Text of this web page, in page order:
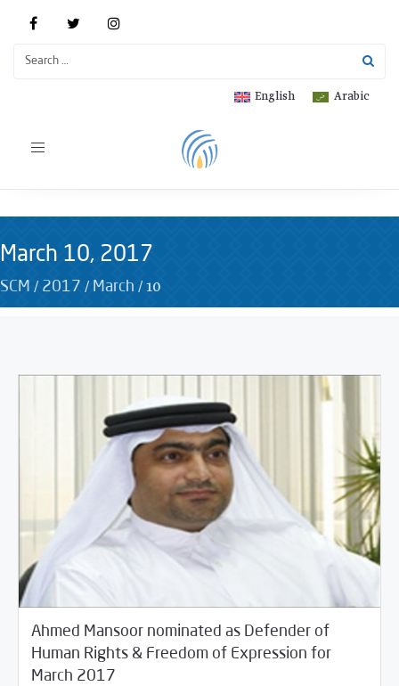
Arabic
English
Toggle
March 10, 2017
SCM / 2017 / March /10
Ahmed Mansoor nominated as Defender of
Human Rights & Freedom of Expression for
March 2017
10/2017 Arab World